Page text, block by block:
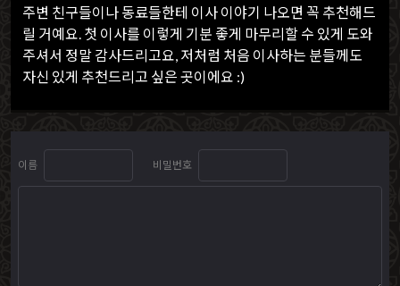
주변 친구들이나 동료들한테 이사 이야기 나오면 꼭 추천해드
릴 거예요. 첫 이사를 이렇게 기분 좋게 마무리할 수 있게 도와
주셔서 정말 감사드리고요, 저처럼 처음 이사하는 분들께도
자신 있게 추천드리고 싶은 곳이에요 :)
이름 비밀번호